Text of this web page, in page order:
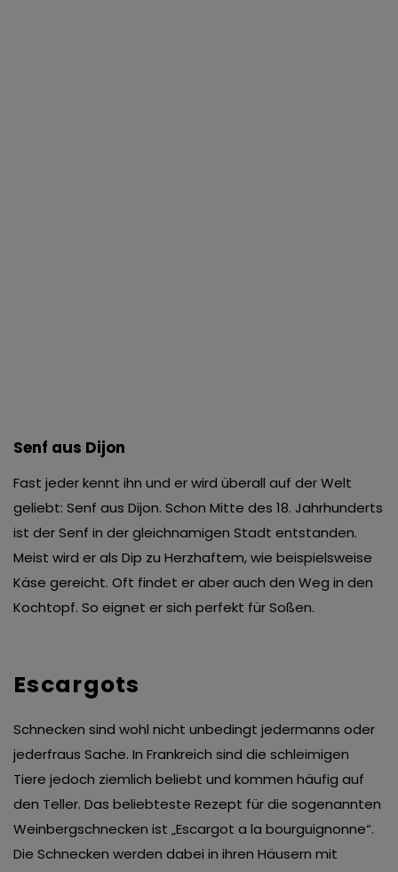
Senf aus Dijon
Fast jeder kennt ihn und er wird überall auf der Welt
geliebt: Senf aus Dijon. Schon Mitte des 18. Jahrhunderts
ist der Senf in der gleichnamigen Stadt entstanden.
Meist wird er als Dip zu Herzhaftem, wie beispielsweise
Käse gereicht. Oft findet er aber auch den Weg in den
Kochtopf. So eignet er sich perfekt für Soßen.
Escargots
Schnecken sind wohl nicht unbedingt jedermanns oder
jederfraus Sache. In Frankreich sind die schleimigen
Tiere jedoch ziemlich beliebt und kommen häufig auf
den Teller. Das beliebteste Rezept für die sogenannten
Weinbergschnecken ist „Escargot a la bourguignonne“.
Die Schnecken werden dabei in ihren Häusern mit